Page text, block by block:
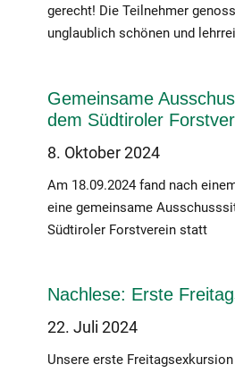
gerecht! Die Teilnehmer
unglaublich schönen und
Gemeinsame
dem Südtiroler
8. Oktober 2024
Am 18.09.2024 fand nach
eine gemeinsame
Südtiroler Forstverein statt
Nachlese: Erste
22. Juli 2024
Unsere erste